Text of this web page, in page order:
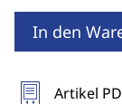
In den
Artikel